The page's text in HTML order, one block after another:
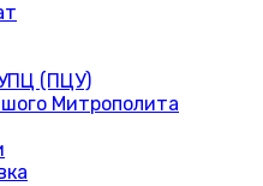
УПЦ (ПЦУ)
Митрополита